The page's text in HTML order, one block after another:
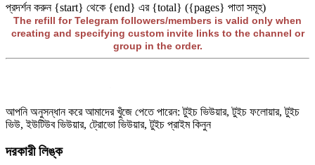
প্রদর্শন করুন {start} থেকে {end} এর {total} ({pages} পাতা সমূহ)
The refill for Telegram followers/members is valid only when
creating and specifying custom invite links to the channel or
group in the order.
আপনি অনুসন্ধান করে আমাদের খুঁজে পেতে পারেন: টুইচ ভিউয়ার, টুইচ ফলোয়ার, টুইচ
ভিউ, ইউটিউব ভিউয়ার, ট্রোভো ভিউয়ার, টুইচ প্রাইম কিনুন
দরকারী লিঙ্ক